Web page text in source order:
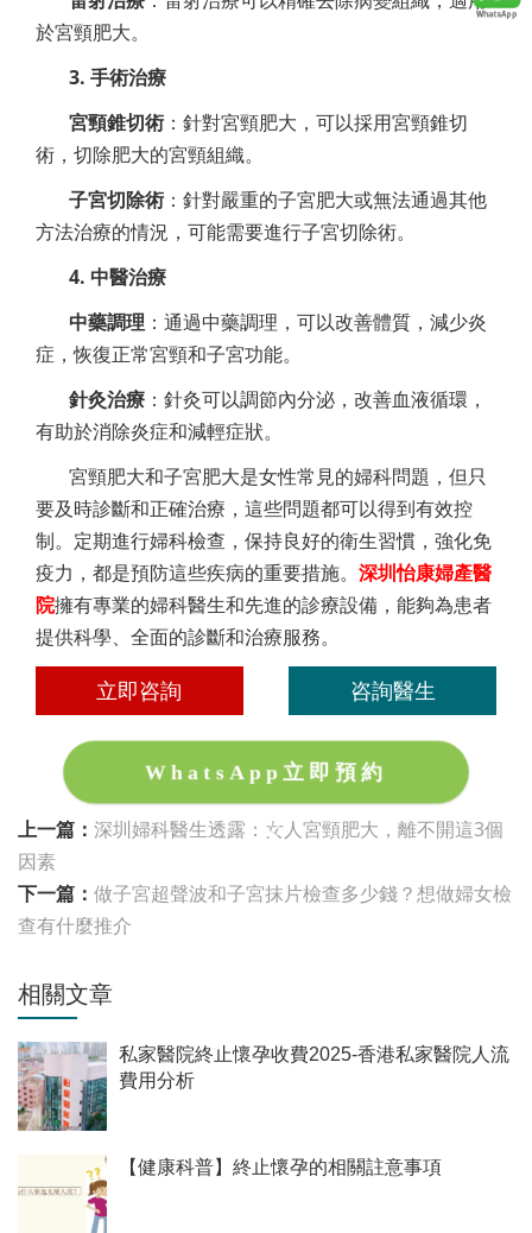
於宮頸肥大。
3. 手術治療
宮頸錐切術 ：針對宮頸肥大，可以採用宮頸錐切
術，切除肥大的宮頸組織。
子宮切除術 ：針對嚴重的子宮肥大或無法通過其他
方法治療的情況，可能需要進行子宮切除術。
4. 中醫治療
中藥調理 ：通過中藥調理，可以改善體質，減少炎
症，恢復正常宮頸和子宮功能。
針灸治療 ：針灸可以調節內分泌，改善血液循環，
有助於消除炎症和減輕症狀。
宮頸肥大和子宮肥大是女性常見的婦科問題，但只
要及時診斷和正確治療，這些問題都可以得到有效控
制。定期進行婦科檢查，保持良好的衛生習慣，強化免
疫力，都是預防這些疾病的重要措施。 深圳怡康婦產醫
院擁有專業的婦科醫生和先進的診療設備，能夠為患者
提供科學、全面的診斷和治療服務。
立即咨詢 咨詢醫生
WhatsApp立即預約
上一篇： 深圳婦科醫生透露：女人宮頸肥大，離不開這3個
因素
下一篇： 做子宮超聲波和子宮抹片檢查多少錢？想做婦女檢
查有什麼推介
相關文章
私家醫院終止懷孕收費2025-香港私家醫院人流
費用分析
【健康科普】終止懷孕的相關註意事項